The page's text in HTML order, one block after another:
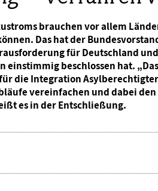
brauchen vor allem
Das hat der
für Deutschland
einstimmig beschlossen hat.
die Integration
vereinfachen und dabei
es in der Entschließung.